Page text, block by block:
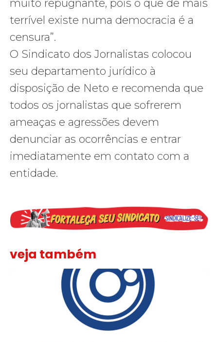
muito repugnante, pois o que de mais
terrível existe numa democracia é a
censura”.
O Sindicato dos Jornalistas colocou
seu departamento jurídico à
disposição de Neto e recomenda que
todos os jornalistas que sofrerem
ameaças e agressões devem
denunciar as ocorrências e entrar
imediatamente em contato com a
entidade.
veja também
Sindicato leva reivindicações à TV TEM, denunciada de cometer